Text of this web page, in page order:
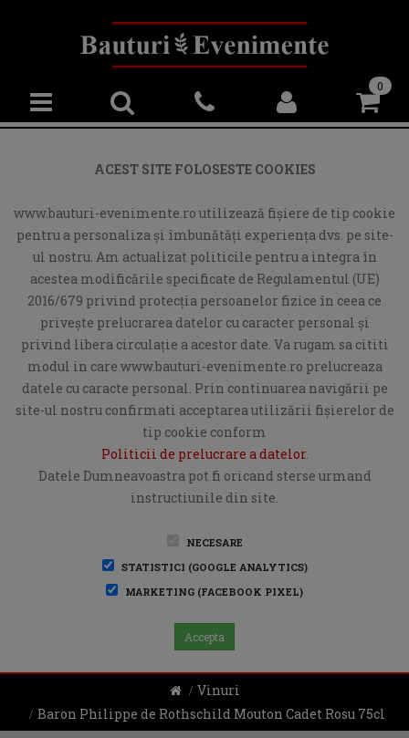
0
ACEST SITE FOLOSESTE COOKIES
www.bauturi-evenimente.ro utilizează fişiere de tip cookie
pentru a personaliza și îmbunătăți experiența dvs. pe site-
ul nostru. Am actualizat politicile pentru a integra în
acestea modificările specificate de Regulamentul (UE)
2016/679 privind protecția persoanelor fizice în ceea ce
privește prelucrarea datelor cu caracter personal și
privind libera circulație a acestor date. Va rugam sa cititi
modul in care www.bauturi-evenimente.ro prelucreaza
datele cu caracte personal. Prin continuarea navigării pe
site-ul nostru confirmati acceptarea utilizării fişierelor de
tip cookie conform
Politicii de prelucrare a datelor.
Datele Dumneavoastra pot fi oricand sterse urmand
instructiunile din site.
NECESARE
STATISTICI (GOOGLE ANALYTICS)
MARKETING (FACEBOOK PIXEL)
Accepta
Vinuri
Baron Philippe de Rothschild Mouton Cadet Rosu 75cl